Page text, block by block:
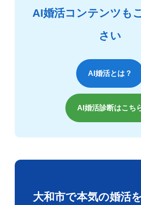
AI婚活コンテンツも
さい
AI婚活とは？
AI婚活診断はこち
大和市で本気の婚活